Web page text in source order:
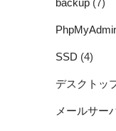
SSD (4)
デスクトッ
メールサー